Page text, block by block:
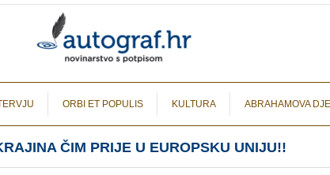
ORBI ET POPULIS KULTURA ABRAHAMOVA
ČIM PRIJE U EUROPSKU UNIJU!!